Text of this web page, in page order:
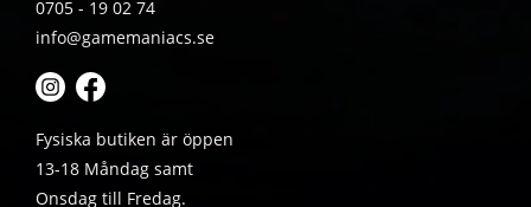
0705 - 19 02 74
info@gamemaniacs.se
Fysiska butiken är öppen
13-18 Måndag samt
Onsdag till Fredag.